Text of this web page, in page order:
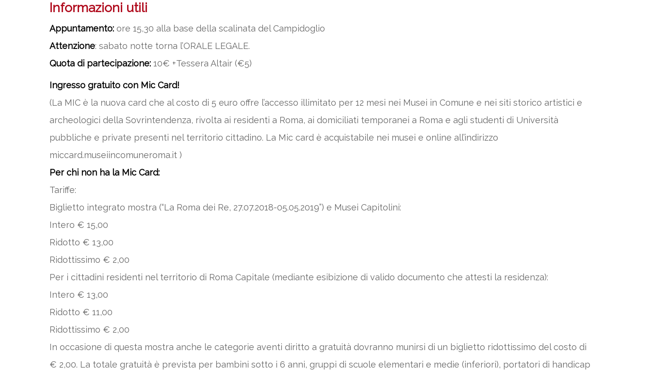
Informazioni utili
Appuntamento: ore 15,30 alla base della scalinata del Campidoglio
Attenzione: sabato notte torna l’ORALE LEGALE.
Quota di partecipazione: 10€ +Tessera Altair (€5)
Ingresso gratuito con Mic Card!
(La MIC è la nuova card che al costo di 5 euro offre l’accesso illimitato per 12 mesi nei Musei in Comune e nei siti storico artistici e
archeologici della Sovrintendenza, rivolta ai residenti a Roma, ai domiciliati temporanei a Roma e agli studenti di Università
pubbliche e private presenti nel territorio cittadino. La Mic card è acquistabile nei musei e online all’indirizzo
miccard.museiincomuneroma.it )
Per chi non ha la Mic Card:
Tariffe:
Biglietto integrato mostra (“La Roma dei Re, 27.07.2018-05.05.2019”) e Musei Capitolini:
Intero € 15,00
Ridotto € 13,00
Ridottissimo € 2,00
Per i cittadini residenti nel territorio di Roma Capitale (mediante esibizione di valido documento che attesti la residenza):
Intero € 13,00
Ridotto € 11,00
Ridottissimo € 2,00
In occasione di questa mostra anche le categorie aventi diritto a gratuità dovranno munirsi di un biglietto ridottissimo del costo di
€ 2,00. La totale gratuità è prevista per bambini sotto i 6 anni, gruppi di scuole elementari e medie (inferiori), portatori di handicap